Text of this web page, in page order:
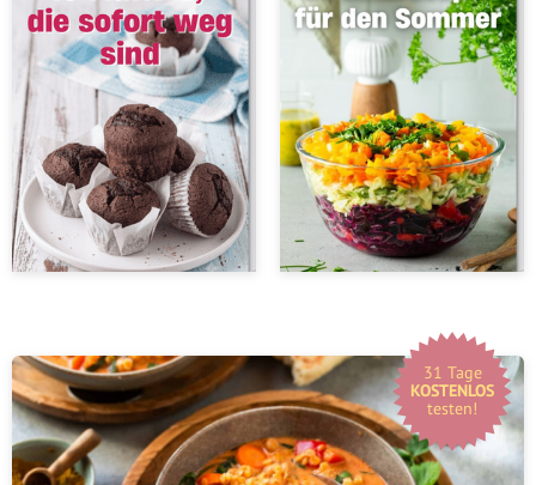
31 Tage
KOSTENLOS
testen!